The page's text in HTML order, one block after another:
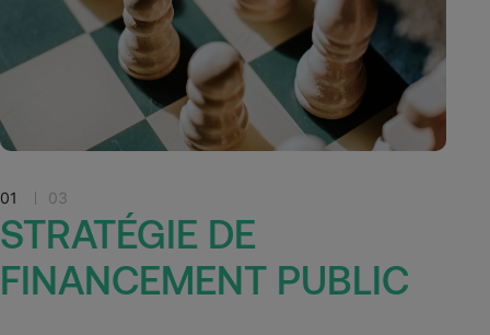
01 03
STRATÉGIE DE
FINANCEMENT PUBLIC